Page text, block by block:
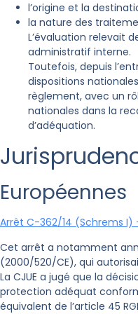
l’origine et la
la nature des
L’évaluation relevait
administratif interne.
Toutefois, depuis
dispositions
règlement, avec un
nationales dans la
d’adéquation.​
Européennes
Arrêt C-362/14 (Schrems I)
Cet arrêt a notamment
(2000/520/CE), qui
La CJUE a jugé que la
protection adéquat
équivalent de l’article 45